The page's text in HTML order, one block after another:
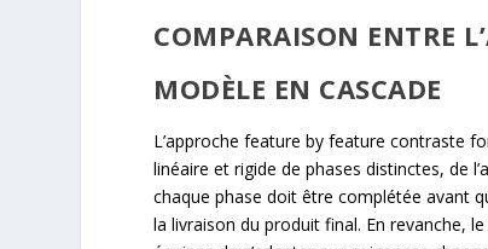
COMPARAISON ENTRE
MODÈLE EN CASCADE
L’approche feature by feature contraste
linéaire et rigide de phases distinctes, de
chaque phase doit être complétée avant
la livraison du produit final. En revanche,